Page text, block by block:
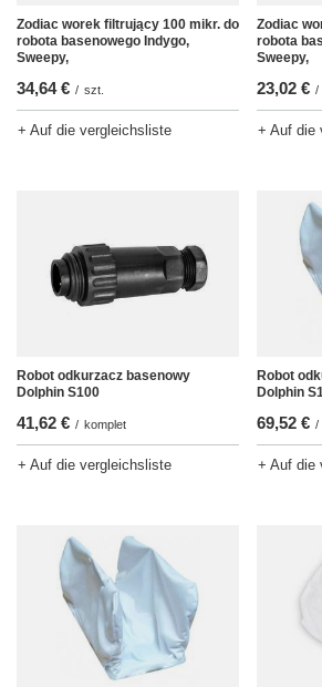
Zodiac worek filtrujący 100 mikr. do
robota basenowego Indygo,
Sweepy,
34,64 € / szt.
+ Auf die vergleichsliste
Zodiac
robota
Sweepy,
23,02 € /
+ Auf die
Robot odkurzacz basenowy
Dolphin S100
41,62 € / komplet
+ Auf die vergleichsliste
Robot
Dolphin
69,52 € /
+ Auf die